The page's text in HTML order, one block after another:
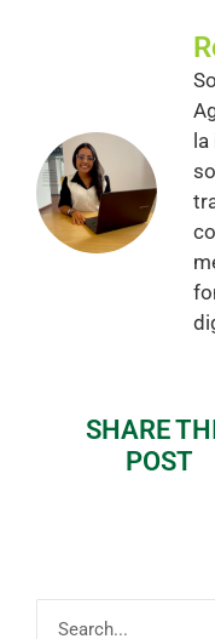
la
SHARE
POST